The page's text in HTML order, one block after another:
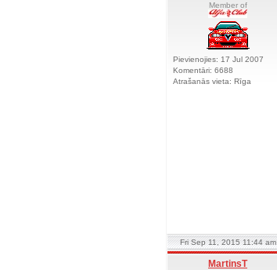
Member of
Pievienojies: 17 Jul 2007
Komentāri: 6688
Atrašanās vieta: Rīga
Fri Sep 11, 2015 11:44 am
MartinsT